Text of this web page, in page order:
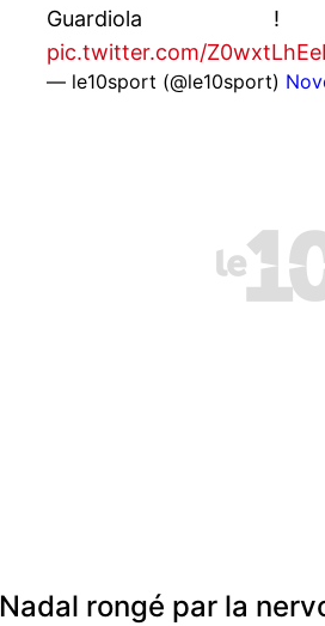
pic.twitter.com/
— le10sport (@le10sport)
Nadal rongé par la